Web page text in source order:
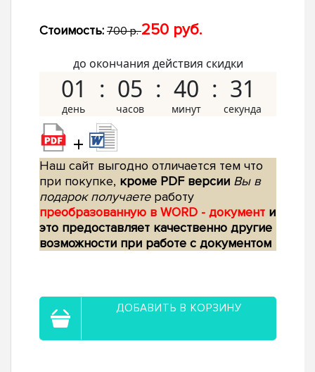
Стоимость: 700 р.250 руб.
до окончания действия скидки
01 05 40 30
+
Наш сайт выгодно отличается тем что
при покупке, кроме PDF версии Вы в
подарок получаетеработу
преобразованную в WORD - документ и
это предоставляет качественно другие
возможности при работе с документом
ДОБАВИТЬ В КОРЗИНУ